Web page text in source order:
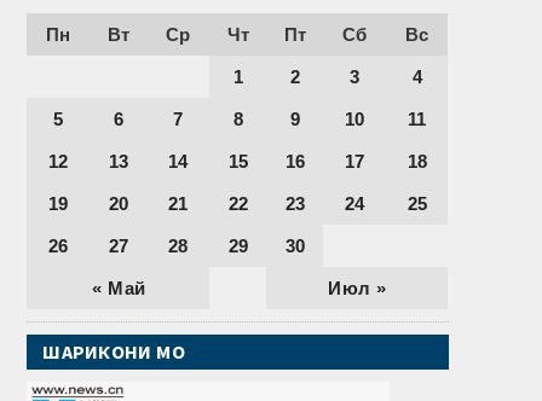
Пн Вт Ср Чт Пт Сб Вс
« Май Июл »
1 2 3 4
5 6 7 8 9 10 11
12 13 14 15 16 17 18
19 20 21 22 23 24 25
26 27 28 29 30
ШАРИКОНИ МО